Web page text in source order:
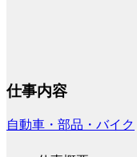
仕事内容
自動車・部品・バイク